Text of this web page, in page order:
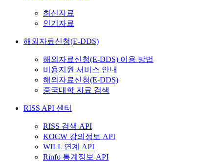
최신자료
인기자료
해외자료신청(E-DDS)
해외자료신청(E-DDS) 이용 방법
비용지원 서비스 안내
해외자료신청(E-DDS)
중국대학 자료 검색
RISS API 센터
RISS 검색 API
KOCW 강의정보 API
WILL 연계 API
Rinfo 통계정보 API